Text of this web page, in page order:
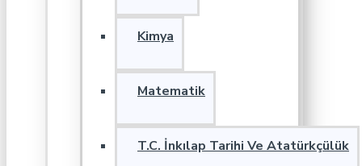
Kimya
Matematik
T.C. İnkılap Tarihi Ve Atatürkçülük